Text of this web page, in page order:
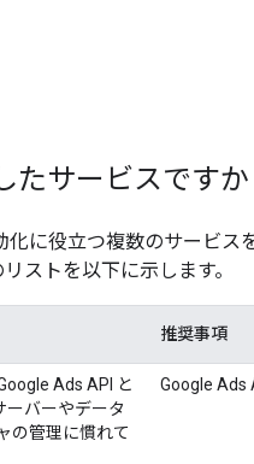
たサービスですか
に役立つ複数のサービス
ストを以下に示します。
推奨事項
Ads API と
ーバーやデータ
の管理に慣れて
Google Ads